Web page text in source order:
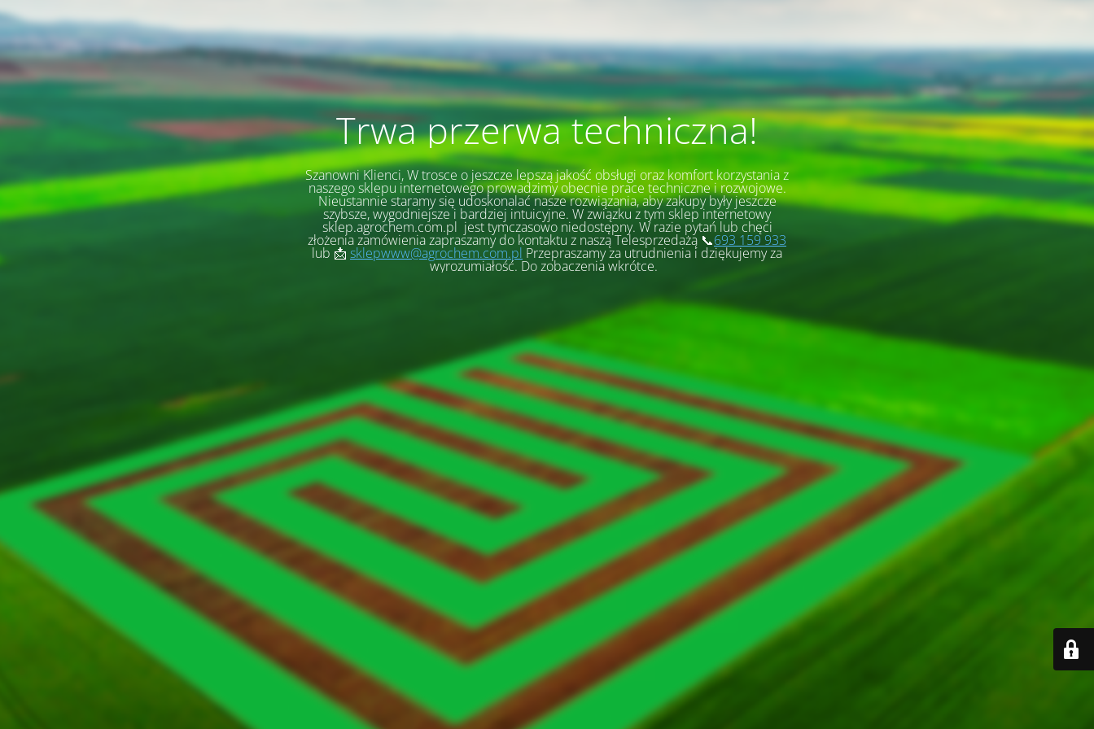
Trwa przerwa techniczna!
Szanowni Klienci, W trosce o jeszcze lepszą jakość obsługi oraz komfort korzystania z
naszego sklepu internetowego prowadzimy obecnie prace techniczne i rozwojowe.
Nieustannie staramy się udoskonalać nasze rozwiązania, aby zakupy były jeszcze
szybsze, wygodniejsze i bardziej intuicyjne. W związku z tym sklep internetowy
sklep.agrochem.com.pl jest tymczasowo niedostępny. W razie pytań lub chęci
złożenia zamówienia zapraszamy do kontaktu z naszą Telesprzedażą 📞693 159 933
lub 📩 sklepwww@agrochem.com.pl Przepraszamy za utrudnienia i dziękujemy za
wyrozumiałość. Do zobaczenia wkrótce.